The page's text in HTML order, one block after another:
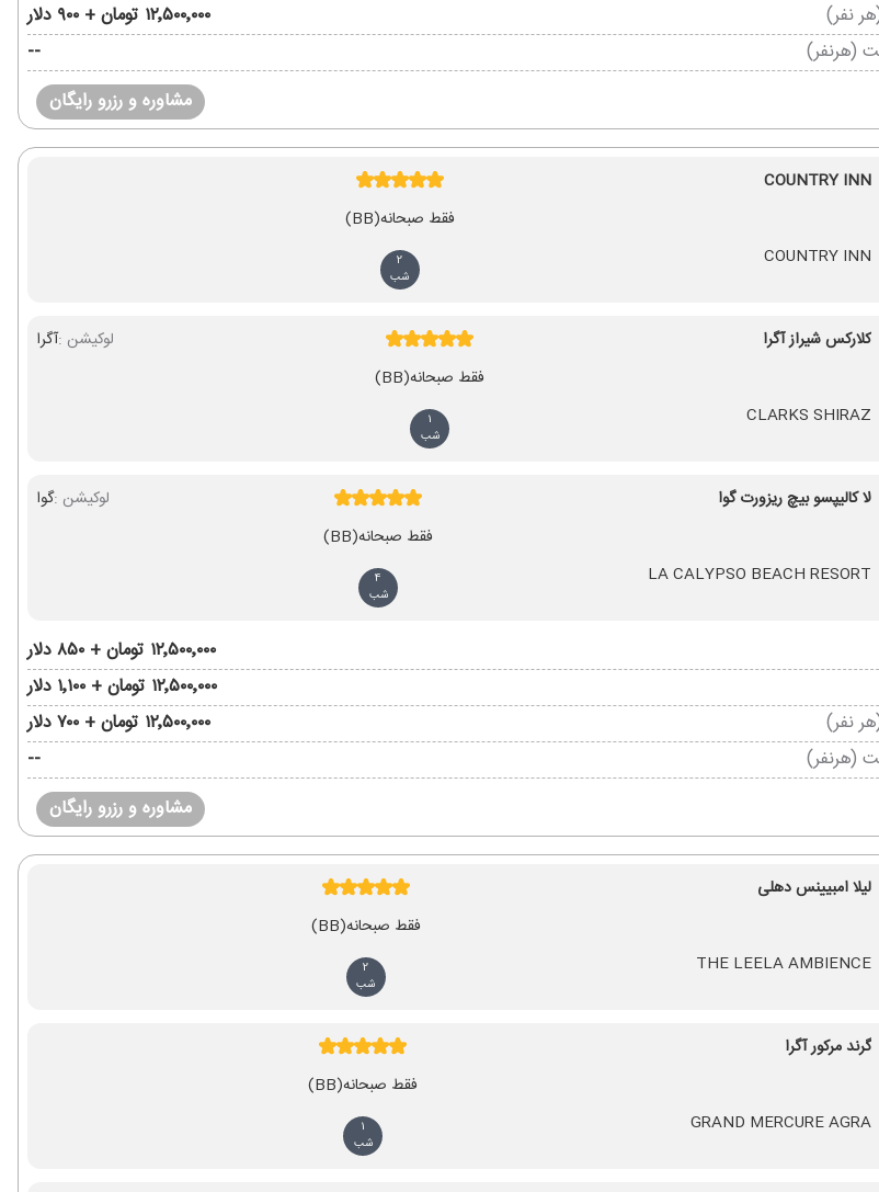
نفر)
۱۲٬۵۰۰٬۰۰۰ تومان + ۹۰۰ دلار
(هرنفر)
--
مشاوره و رزرو رایگان
COUNTRY INN
COUNTRY INN
فقط صبحانه(BB)
2
شب
کلارکس شیراز آگرا
CLARKS SHIRAZ
فقط صبحانه(BB)
1
شب
لوکیشن :آگرا
لا کالیپسو بیچ ریزورت گوا
LA CALYPSO BEACH RESORT
فقط صبحانه(BB)
4
شب
لوکیشن :گوا
۱۲٬۵۰۰٬۰۰۰ تومان + ۸۵۰ دلار
۱۲٬۵۰۰٬۰۰۰ تومان + ۱٬۱۰۰ دلار
نفر)
۱۲٬۵۰۰٬۰۰۰ تومان + ۷۰۰ دلار
(هرنفر)
--
مشاوره و رزرو رایگان
لیلا امبیینس دهلی
THE LEELA AMBIENCE
فقط صبحانه(BB)
2
شب
گرند مرکور آگرا
GRAND MERCURE AGRA
فقط صبحانه(BB)
1
شب